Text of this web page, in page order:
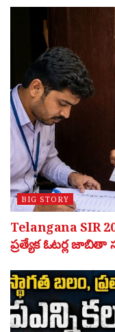
BIG STORY
Telangana SIR
ప్రత్యేక ఓటర్ల జాబితా